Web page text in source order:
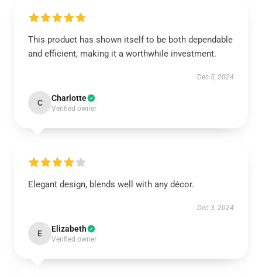
This product has shown itself to be both dependable
and efficient, making it a worthwhile investment.
Dec 5, 2024
C Charlotte
Verified owner
Elegant design, blends well with any décor.
Dec 3, 2024
E Elizabeth
Verified owner